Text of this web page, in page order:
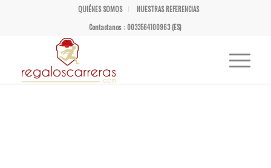
QUIÉNES SOMOS
NUESTRAS REFERENCIAS
Contactanos : 0033564100963 (ES)